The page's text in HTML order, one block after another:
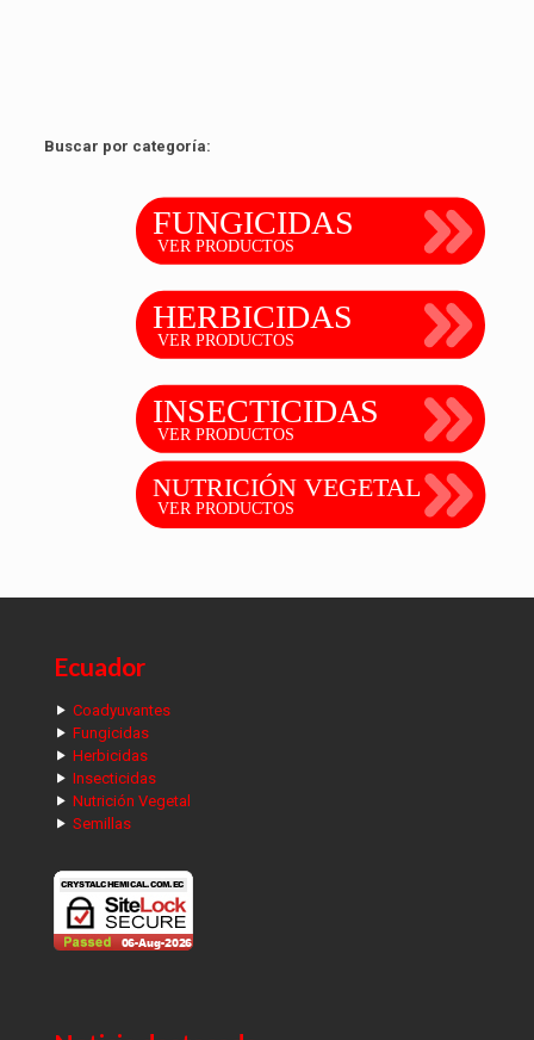
Buscar por categoría:
Ecuador
Coadyuvantes
Fungicidas
Herbicidas
Insecticidas
Nutrición Vegetal
Semillas